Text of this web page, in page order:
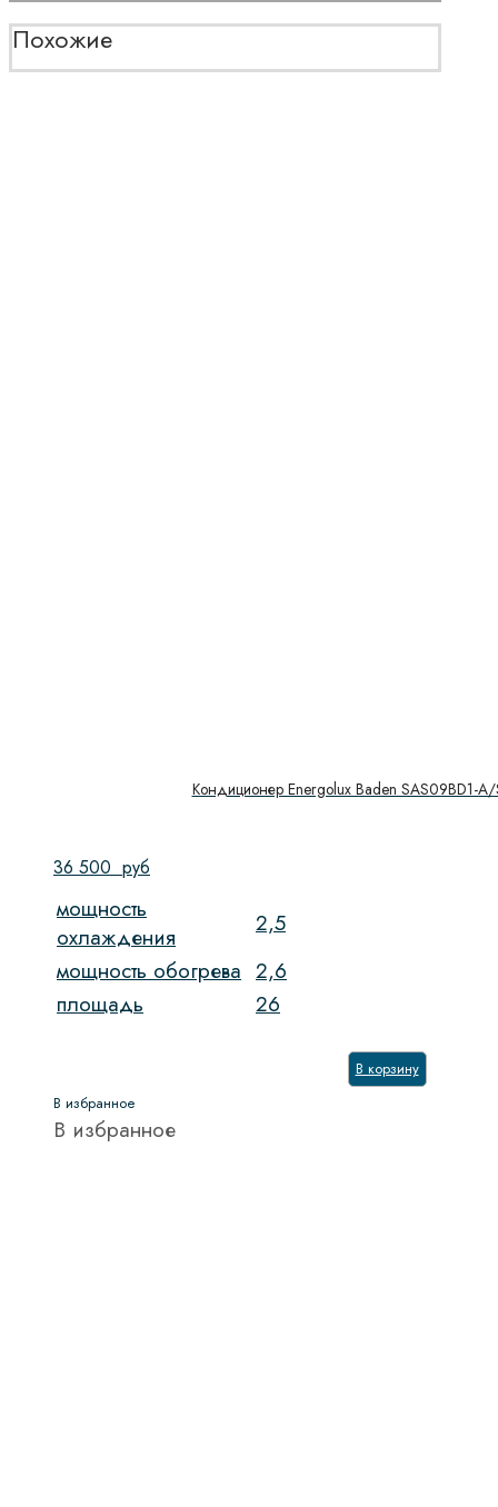
Похожие
Кондиционер Energolux Baden SAS09BD1-
36 500 руб
мощность
охлаждения
2,5
мощность обогрева 2,6
площадь
26
В корзину
В избранное
В избранное